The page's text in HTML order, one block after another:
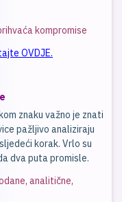
kompromise
OVDJE.
znaku važno je znati
pažljivo analiziraju
korak. Vrlo su
dva puta promisle.
analitične,